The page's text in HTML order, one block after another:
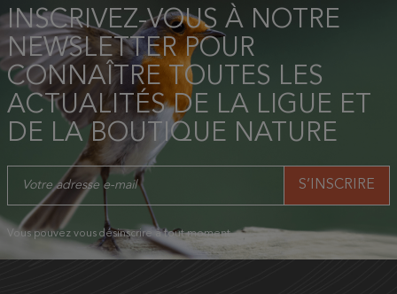
INSCRIVEZ-VOUS À NOTRE
NEWSLETTER POUR
CONNAÎTRE TOUTES LES
ACTUALITÉS DE LA LIGUE ET
DE LA BOUTIQUE NATURE
Vous pouvez vous désinscrire à tout moment.